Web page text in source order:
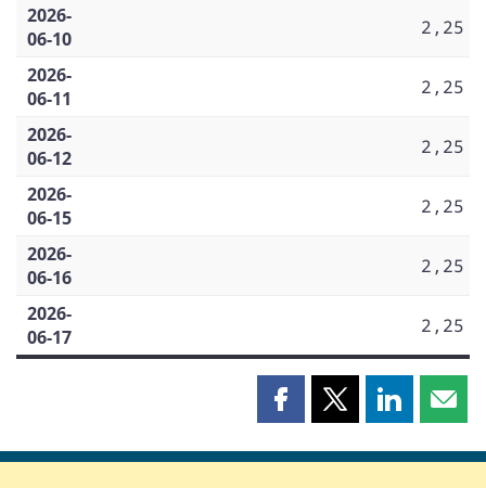
2026-
06-10
2,25
2026-
06-11
2,25
2026-
06-12
2,25
2026-
06-15
2,25
2026-
06-16
2,25
2026-
06-17
2,25
Partager
page
Partager
page
Partager
page page